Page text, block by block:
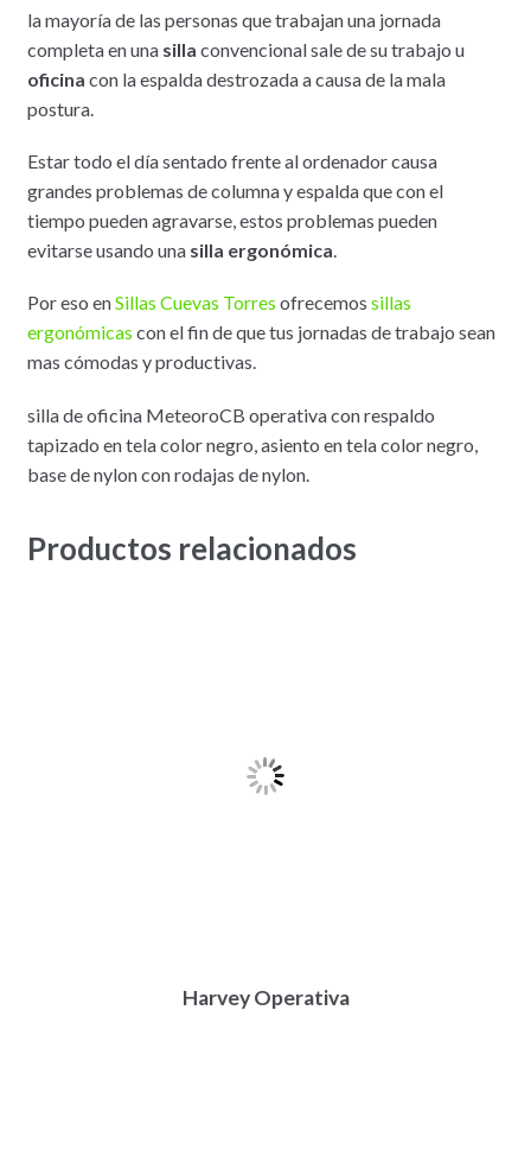
la mayoría de las personas que trabajan una jornada
completa en una silla convencional sale de su trabajo u
oficina con la espalda destrozada a causa de la mala
postura.
Estar todo el día sentado frente al ordenador causa
grandes problemas de columna y espalda que con el
tiempo pueden agravarse, estos problemas pueden
evitarse usando una silla ergonómica.
Por eso enSillas Cuevas Torres ofrecemos sillas
ergonómicas con el fin de que tus jornadas de trabajo sean
mas cómodas y productivas.
silla de oficina MeteoroCB operativa con respaldo
tapizado en tela color negro, asiento en tela color negro,
base de nylon con rodajas de nylon.
Productos relacionados
Harvey Operativa